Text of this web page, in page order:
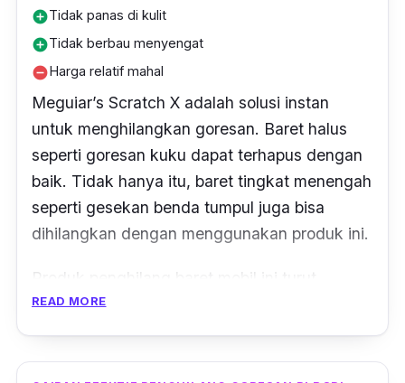
add_circleTidak panas di kulit
add_circleTidak berbau menyengat
remove_circleHarga relatif mahal
Meguiar’s Scratch X adalah solusi instan
untuk menghilangkan goresan. Baret halus
seperti goresan kuku dapat terhapus dengan
baik. Tidak hanya itu, baret tingkat menengah
seperti gesekan benda tumpul juga bisa
dihilangkan dengan menggunakan produk ini.
Produk penghilang baret mobil ini turut
dilengkapi dengan sistem
READ MORE